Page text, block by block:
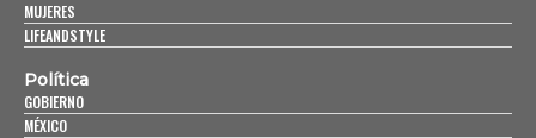
MUJERES
LIFEANDSTYLE
Política
GOBIERNO
MÉXICO